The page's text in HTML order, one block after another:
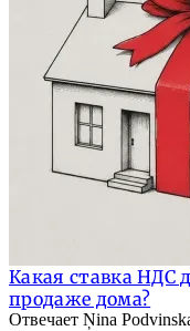
Какая ставка НДС
продаже дома?
Отвечает Ņina